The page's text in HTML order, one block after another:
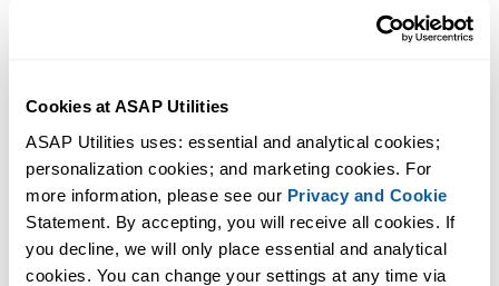
Cookies at ASAP Utilities
ASAP Utilities uses: essential and analytical cookies;
personalization cookies; and marketing cookies. For
more information, please see our Privacy and Cookie
Statement. By accepting, you will receive all cookies. If
you decline, we will only place essential and analytical
cookies. You can change your settings at any time via
ート...
ヒント: Alt + で次のツールを開きます。